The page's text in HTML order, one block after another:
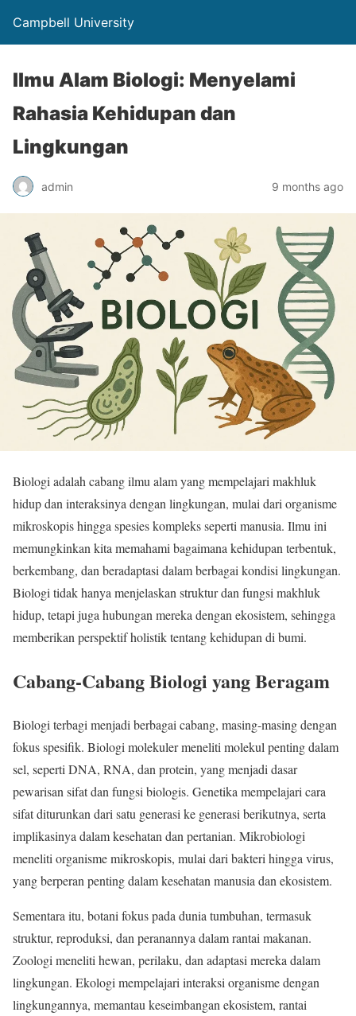
Campbell University
Ilmu Alam Biologi: Menyelami
Rahasia Kehidupan dan
Lingkungan
admin 9 months ago
Biologi adalah cabang ilmu alam yang mempelajari makhluk
hidup dan interaksinya dengan lingkungan, mulai dari organisme
mikroskopis hingga spesies kompleks seperti manusia. Ilmu ini
memungkinkan kita memahami bagaimana kehidupan terbentuk,
berkembang, dan beradaptasi dalam berbagai kondisi lingkungan.
Biologi tidak hanya menjelaskan struktur dan fungsi makhluk
hidup, tetapi juga hubungan mereka dengan ekosistem, sehingga
memberikan perspektif holistik tentang kehidupan di bumi.
Cabang-Cabang Biologi yang Beragam
Biologi terbagi menjadi berbagai cabang, masing-masing dengan
fokus spesifik. Biologi molekuler meneliti molekul penting dalam
sel, seperti DNA, RNA, dan protein, yang menjadi dasar
pewarisan sifat dan fungsi biologis. Genetika mempelajari cara
sifat diturunkan dari satu generasi ke generasi berikutnya, serta
implikasinya dalam kesehatan dan pertanian. Mikrobiologi
meneliti organisme mikroskopis, mulai dari bakteri hingga virus,
yang berperan penting dalam kesehatan manusia dan ekosistem.
Sementara itu, botani fokus pada dunia tumbuhan, termasuk
struktur, reproduksi, dan peranannya dalam rantai makanan.
Zoologi meneliti hewan, perilaku, dan adaptasi mereka dalam
lingkungan. Ekologi mempelajari interaksi organisme dengan
lingkungannya, memantau keseimbangan ekosistem, rantai